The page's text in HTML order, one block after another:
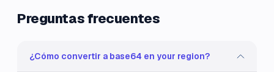
Preguntas frecuentes
¿Cómo convertir a base64 en your region?